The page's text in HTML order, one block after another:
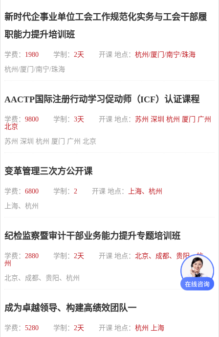
新时代企事业单位工会工作规范化实务与工会干部履
职能力提升培训班
学费： 1980 学制： 2天 开课 地点： 杭州/厦门/南宁/珠海
杭州/厦门/南宁/珠海
AACTP国际注册行动学习促动师（ICF）认证课程
学费： 9800 学制： 3天 开课 地点： 苏州 深圳 杭州 厦门 广州
北京
苏州 深圳 杭州 厦门 广州 北京
变革管理三次方公开课
学费： 6800 学制： 2 开课 地点：
上海、杭州
上海、杭州
纪检监察暨审计干部业务能力提升专题培训班
学费： 2880 学制： 2天 开课 地点： 北京、成都、贵阳、杭
州
北京、成都、贵阳、杭州
成为卓越领导、构建高绩效团队一
学费： 5280 学制： 2天 开课 地点： 杭州 上海